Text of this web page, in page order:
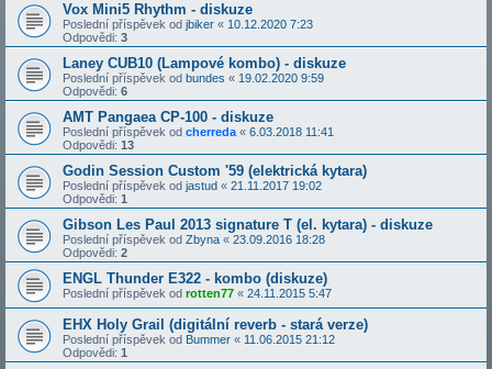
Vox Mini5 Rhythm - diskuze
Poslední příspěvek od jbiker « 10.12.2020 7:23
Odpovědi: 3
Laney CUB10 (Lampové kombo) - diskuze
Poslední příspěvek od bundes « 19.02.2020 9:59
Odpovědi: 6
AMT Pangaea CP-100 - diskuze
Poslední příspěvek od cherreda « 6.03.2018 11:41
Odpovědi: 13
Godin Session Custom '59 (elektrická kytara)
Poslední příspěvek od jastud « 21.11.2017 19:02
Odpovědi: 1
Gibson Les Paul 2013 signature T (el. kytara) - diskuze
Poslední příspěvek od Zbyna « 23.09.2016 18:28
Odpovědi: 2
ENGL Thunder E322 - kombo (diskuze)
Poslední příspěvek od rotten77 « 24.11.2015 5:47
EHX Holy Grail (digitální reverb - stará verze)
Poslední příspěvek od Bummer « 11.06.2015 21:12
Odpovědi: 1